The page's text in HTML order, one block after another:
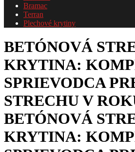
Bramac
Terran
Plechové krytiny
BETÓNOVÁ
KRYTINA:
SPRIEVODCA
STRECHU V
BETÓNOVÁ
KRYTINA: